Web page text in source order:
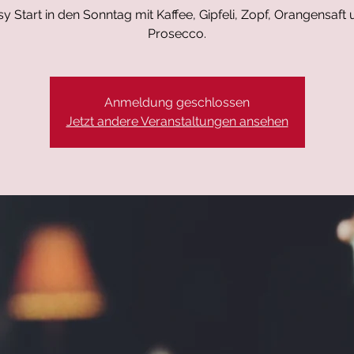
Start in den Sonntag mit Kaffee, Gipfeli, Zopf, Orangensaft
Prosecco.
Anmeldung geschlossen
Jetzt andere Veranstaltungen ansehen